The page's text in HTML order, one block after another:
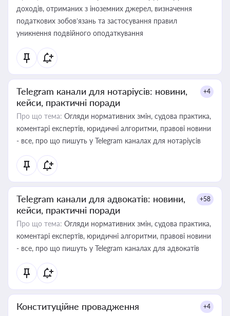
доходів, отриманих з іноземних джерел, визначення
податкових зобов’язань та застосування правил
уникнення подвійного оподаткування
Telegram канали для нотаріусів: новини,
кейси, практичні поради
+4
Про що тема: Огляди нормативних змін, судова практика,
коментарі експертів, юридичні алгоритми, правові новини
- все, про що пишуть у Telegram каналах для нотаріусів
Telegram канали для адвокатів: новини,
кейси, практичні поради
+58
Про що тема: Огляди нормативних змін, судова практика,
коментарі експертів, юридичні алгоритми, правові новини
- все, про що пишуть у Telegram каналах для адвокатів
Конституційне провадження +4